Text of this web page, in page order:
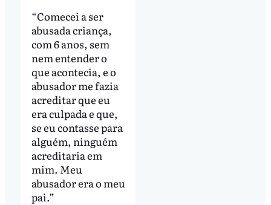
“Comecei a ser
abusada criança,
com 6 anos, sem
nem entender o
que acontecia, e o
abusador me fazia
acreditar que eu
era culpada e que,
se eu contasse para
alguém, ninguém
acreditaria em
mim. Meu
abusador era o meu
pai.”